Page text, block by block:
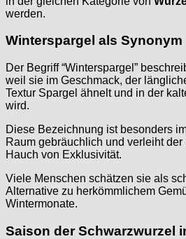
werden.
Winterspargel als Synonym
Der Begriff “Winterspargel”
weil sie im Geschmack, der
Textur Spargel ähnelt und in der
wird.
Diese Bezeichnung ist besonders
Raum gebräuchlich und verleiht
Hauch von Exklusivität.
Viele Menschen schätzen sie als
Alternative zu herkömmlichem
Wintermonate.
Saison der Schwarzwurzel